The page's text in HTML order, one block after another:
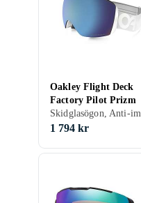
Oakley Flight Deck
Factory Pilot Prizm
1 794 kr